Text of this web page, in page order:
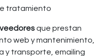
tratamiento
que prestan
web y mantenimiento,
y transporte, emailing